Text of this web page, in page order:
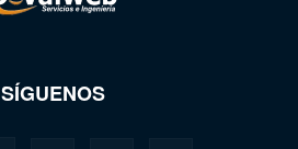
SÍGUENOS